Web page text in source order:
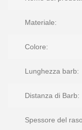
Materiale:
Colore:
Lunghezza barb:
Distanza di Barb:
Spessore del